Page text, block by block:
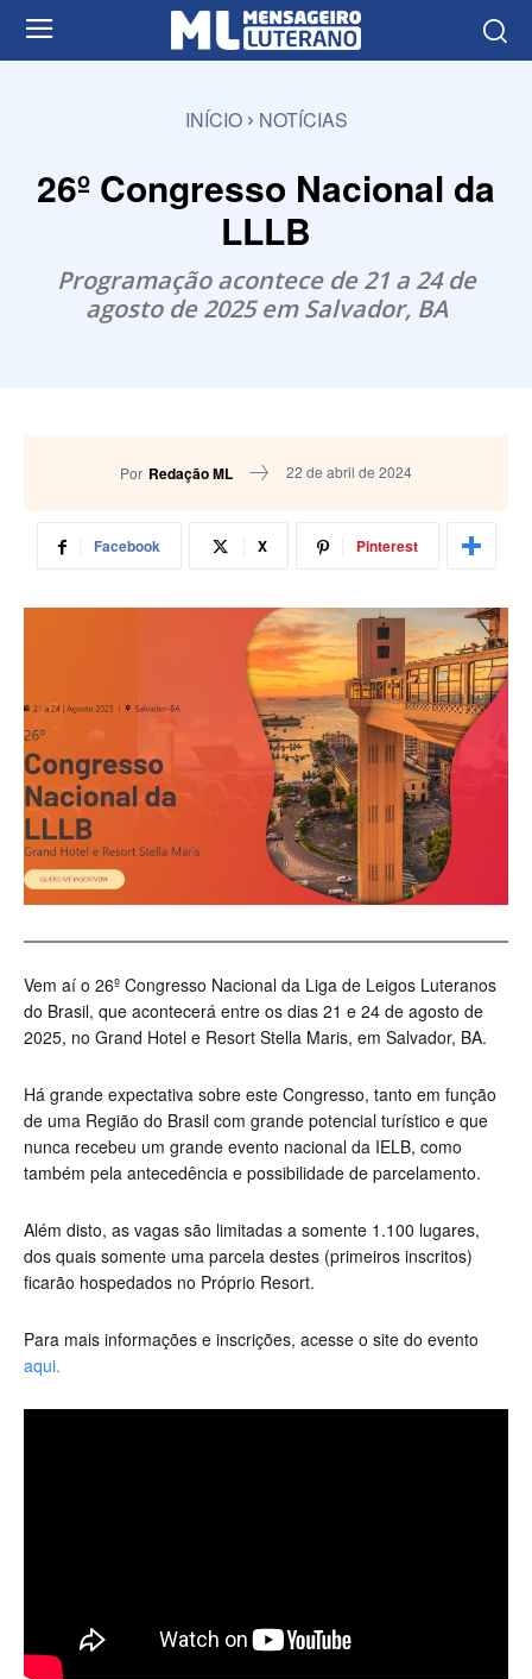
INÍCIO NOTÍCIAS
26º Congresso Nacional da
LLLB
Programação acontece de 21 a 24 de
agosto de 2025 em Salvador, BA
Por Redação ML 22 de abril de 2024
Facebook X Pinterest
Vem aí o 26º Congresso Nacional da Liga de Leigos Luteranos
do Brasil, que acontecerá entre os dias 21 e 24 de agosto de
2025, no Grand Hotel e Resort Stella Maris, em Salvador, BA.
Há grande expectativa sobre este Congresso, tanto em função
de uma Região do Brasil com grande potencial turístico e que
nunca recebeu um grande evento nacional da IELB, como
também pela antecedência e possibilidade de parcelamento.
Além disto, as vagas são limitadas a somente 1.100 lugares,
dos quais somente uma parcela destes (primeiros inscritos)
ficarão hospedados no Próprio Resort.
Para mais informações e inscrições, acesse o site do evento
aqui.